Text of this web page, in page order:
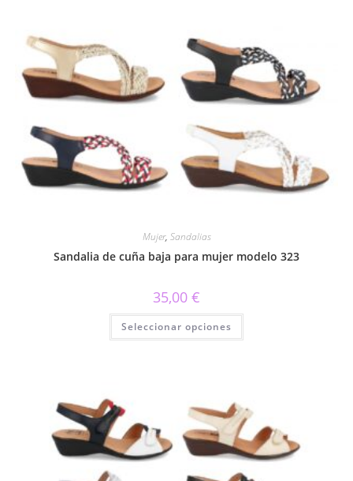
pueden
elegir
en
la
página
de
Mujer, Sandalias
Sandalia de cuña baja para mujer modelo 323
35,00 €
Seleccionar opciones
Este
tiene
pueden
elegir
en
la
página
de
producto